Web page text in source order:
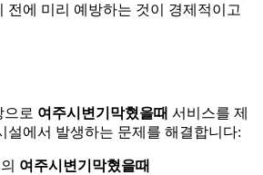
전에 미리 예방하는 것이 경제적이고
으로 여주시변기막혔을때 서비스를 제
설에서 발생하는 문제를 해결합니다:
여주시변기막혔을때